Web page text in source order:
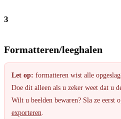
3
Formatteren/leeghalen
Let op: formatteren wist alle
Doe dit alleen als u zeker weet dat u
Wilt u beelden bewaren? Sla ze eerst
exporteren.